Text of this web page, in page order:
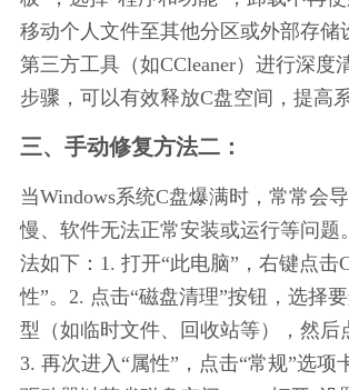
移动个人文件至其他分区或外部存储
第三方工具（如CCleaner）进行深度
步骤，可以有效释放C盘空间，提高
三、手动修复方法二：
当Windows系统C盘爆满时，常常会
慢、软件无法正常安装或运行等问题
法如下：1. 打开“此电脑”，右键点击
性”。2. 点击“磁盘清理”按钮，选择
型（如临时文件、回收站等），然后
3. 再次进入“属性”，点击“常规”选项